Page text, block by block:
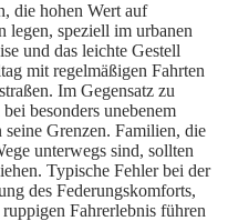
die hohen Wert auf
legen, speziell im urbanen
und das leichte Gestell
mit regelmäßigen Fahrten
Im Gegensatz zu
besonders unebenem
Grenzen. Familien, die
unterwegs sind, sollten
Typische Fehler bei der
des Federungskomforts,
Fahrerlebnis führen